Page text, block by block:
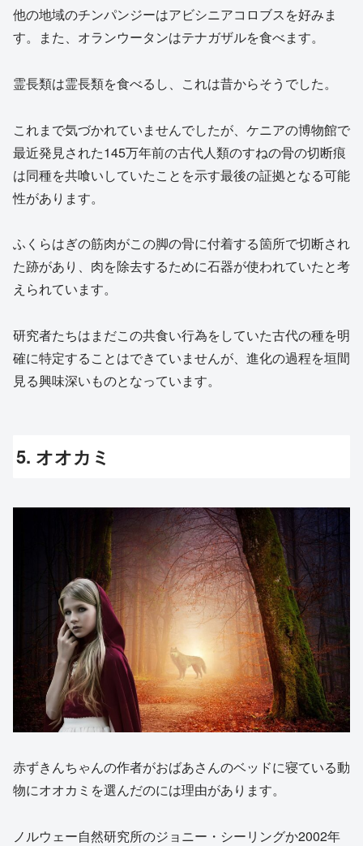
他の地域のチンパンジーはアビシニアコロブスを好みま
す。また、オランウータンはテナガザルを食べます。
霊長類は霊長類を食べるし、これは昔からそうでした。
これまで気づかれていませんでしたが、ケニアの博物館で
最近発見された145万年前の古代人類のすねの骨の切断痕
は同種を共喰いしていたことを示す最後の証拠となる可能
性があります。
ふくらはぎの筋肉がこの脚の骨に付着する箇所で切断され
た跡があり、肉を除去するために石器が使われていたと考
えられています。
研究者たちはまだこの共食い行為をしていた古代の種を明
確に特定することはできていませんが、進化の過程を垣間
見る興味深いものとなっています。
5. オオカミ
赤ずきんちゃんの作者がおばあさんのベッドに寝ている動
物にオオカミを選んだのには理由があります。
ノルウェー自然研究所のジョニー・シーリングか2002年